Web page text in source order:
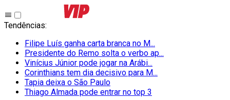
Tendências:
Filipe Luís ganha carta branca no M...
Presidente do Remo solta o verbo ap...
Vinícius Júnior pode jogar na Arábi...
Corinthians tem dia decisivo para M...
Tapia deixa o São Paulo
Thiago Almada pode entrar no top 3